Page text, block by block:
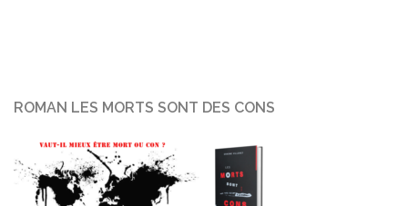
ROMAN LES MORTS SONT DES CONS